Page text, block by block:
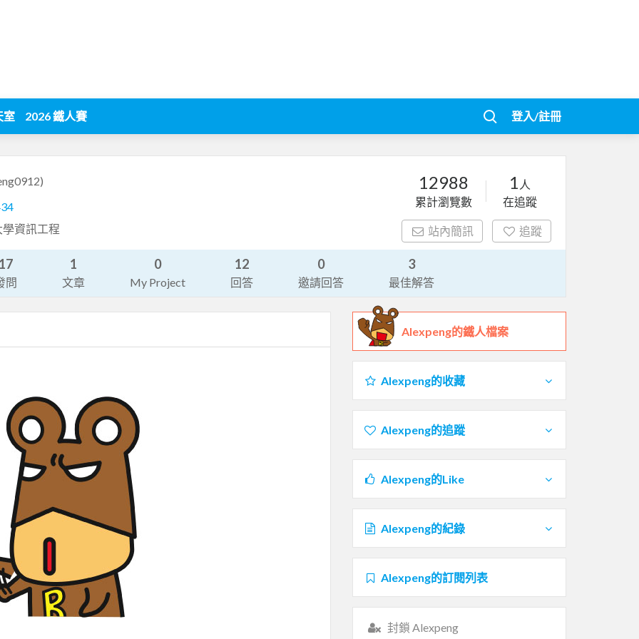
室 2026 鐵人賽 登入/註冊
資訊工程
12988
累計瀏覽數
1 人
在追蹤
站內簡訊 追蹤
問
1
文章
0
My Project
12
回答
0
邀請回答
3
最佳解答
Alexpeng的鐵人檔案
Alexpeng的收藏
Alexpeng的追蹤
Alexpeng的Like
Alexpeng的紀錄
Alexpeng的訂閱列表
封鎖 Alexpeng